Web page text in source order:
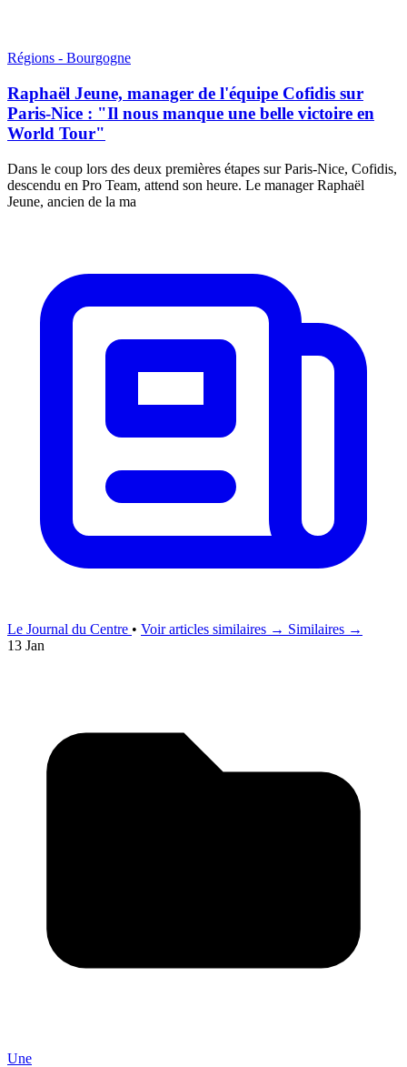
Régions - Bourgogne
Raphaël Jeune, manager de l'équipe Cofidis sur
Paris-Nice : "Il nous manque une belle victoire en
World Tour"
Dans le coup lors des deux premières étapes sur Paris-Nice, Cofidis,
descendu en Pro Team, attend son heure. Le manager Raphaël
Jeune, ancien de la ma
Le Journal du Centre • Voir articles similaires → Similaires →
13 Jan
Une